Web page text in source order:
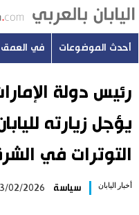
أحدث الموضوعات
أحدث الموضوعات في العمق
رئيس دولة
يؤجل زيارته
التوترات في
أخبار اليابان سياسة 02/2026